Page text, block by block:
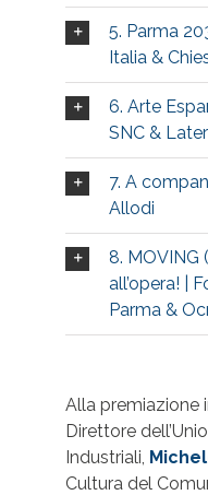
5. Parma
Italia &
6. Arte
SNC &
7. A
Allodi
8. MOVING
all’opera! |
Parma &
Alla premiazione
Direttore
Industriali,
Cultura del